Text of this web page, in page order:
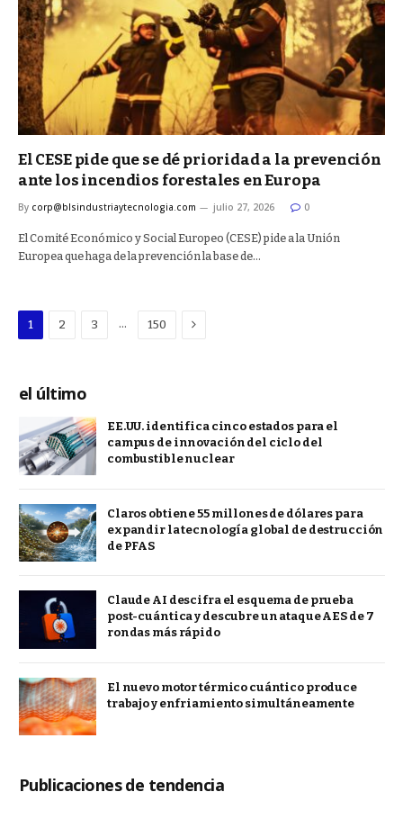
El CESE pide que se dé prioridad a la prevención
ante los incendios forestales en Europa
By corp@blsindustriaytecnologia.com julio 27, 2026 0
El Comité Económico y Social Europeo (CESE) pide a la Unión
Europea que haga de la prevención la base de…
1 2 3 … 150 Next
el último
EE.UU. identifica cinco estados para el
campus de innovación del ciclo del
combustible nuclear
Claros obtiene 55 millones de dólares para
expandir la tecnología global de destrucción
de PFAS
Claude AI descifra el esquema de prueba
post-cuántica y descubre un ataque AES de 7
rondas más rápido
El nuevo motor térmico cuántico produce
trabajo y enfriamiento simultáneamente
Publicaciones de tendencia